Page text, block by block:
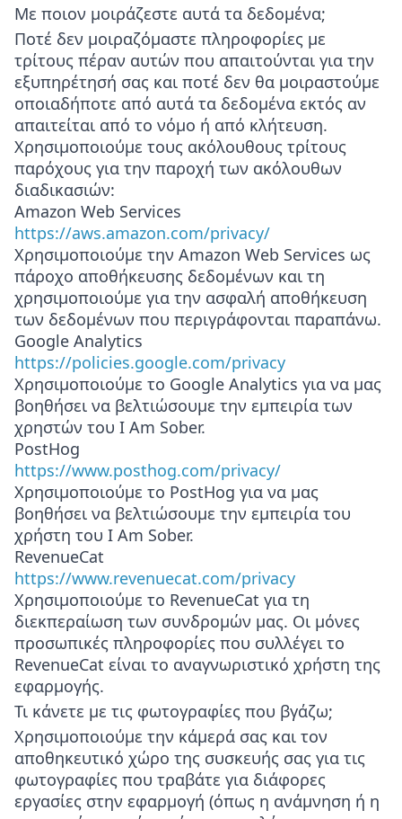
Με ποιον μοιράζεστε αυτά τα δεδομένα;
Ποτέ δεν μοιραζόμαστε πληροφορίες με
τρίτους πέραν αυτών που απαιτούνται για την
εξυπηρέτησή σας και ποτέ δεν θα μοιραστούμε
οποιαδήποτε από αυτά τα δεδομένα εκτός αν
απαιτείται από το νόμο ή από κλήτευση.
Χρησιμοποιούμε τους ακόλουθους τρίτους
παρόχους για την παροχή των ακόλουθων
διαδικασιών:
Amazon Web Services
https://aws.amazon.com/privacy/
Χρησιμοποιούμε την Amazon Web Services ως
πάροχο αποθήκευσης δεδομένων και τη
χρησιμοποιούμε για την ασφαλή αποθήκευση
των δεδομένων που περιγράφονται παραπάνω.
Google Analytics
https://policies.google.com/privacy
Χρησιμοποιούμε το Google Analytics για να μας
βοηθήσει να βελτιώσουμε την εμπειρία των
χρηστών του I Am Sober.
PostHog
https://www.posthog.com/privacy/
Χρησιμοποιούμε το PostHog για να μας
βοηθήσει να βελτιώσουμε την εμπειρία του
χρήστη του I Am Sober.
RevenueCat
https://www.revenuecat.com/privacy
Χρησιμοποιούμε το RevenueCat για τη
διεκπεραίωση των συνδρομών μας. Οι μόνες
προσωπικές πληροφορίες που συλλέγει το
RevenueCat είναι το αναγνωριστικό χρήστη της
εφαρμογής.
Τι κάνετε με τις φωτογραφίες που βγάζω;
Χρησιμοποιούμε την κάμερά σας και τον
αποθηκευτικό χώρο της συσκευής σας για τις
φωτογραφίες που τραβάτε για διάφορες
εργασίες στην εφαρμογή (όπως η ανάμνηση ή η